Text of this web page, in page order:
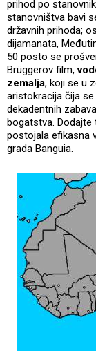
prihod po
stanovništva bavi
državnih prihoda;
dijamanata,
50 posto se
Brüggerov film,
zemalja, koji se u
aristokracija čija
dekadentnih
bogatstva. Dodajte
postojala efikasna
grada Banguia.